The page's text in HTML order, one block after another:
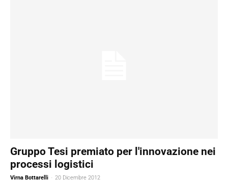
Gruppo Tesi premiato per l'innovazione nei
processi logistici
Virna Bottarelli - 20 Dicembre 2012